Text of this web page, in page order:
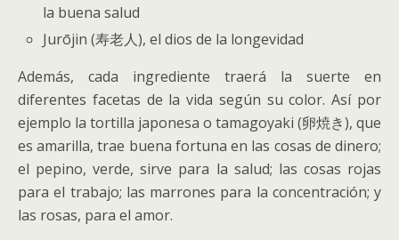
la buena salud
Jurōjin (寿老人), el dios de la longevidad
Además, cada ingrediente traerá la suerte en
diferentes facetas de la vida según su color. Así por
ejemplo la tortilla japonesa o tamagoyaki (卵焼き), que
es amarilla, trae buena fortuna en las cosas de dinero;
el pepino, verde, sirve para la salud; las cosas rojas
para el trabajo; las marrones para la concentración; y
las rosas, para el amor.